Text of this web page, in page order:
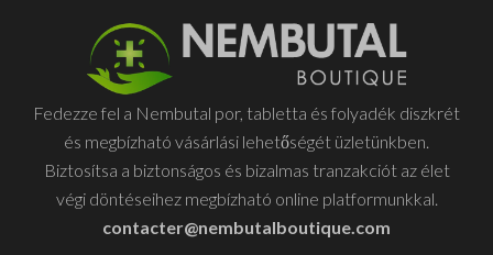
A
változatok
termékoldalon
választhatók
ki
Fedezze fel a Nembutal por, tabletta és folyadék diszkrét
és megbízható vásárlási lehetőségét üzletünkben.
Biztosítsa a biztonságos és bizalmas tranzakciót az élet
végi döntéseihez megbízható online platformunkkal.
contacter@nembutalboutique.com